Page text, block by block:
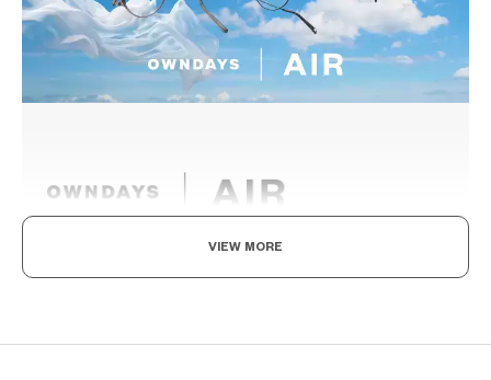
輕盈舒適，柔軟具彈性。
VIEW MORE